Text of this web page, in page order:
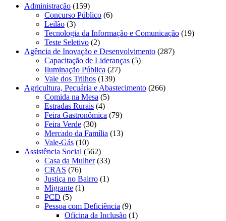
Administração (159)
Concurso Público (6)
Leilão (3)
Tecnologia da Informação e Comunicação (19)
Teste Seletivo (2)
Agência de Inovação e Desenvolvimento (287)
Capacitação de Lideranças (5)
Iluminação Pública (27)
Vale dos Trilhos (139)
Agricultura, Pecuária e Abastecimento (266)
Comida na Mesa (5)
Estradas Rurais (4)
Feira Gastronômica (79)
Feira Verde (30)
Mercado da Família (13)
Vale-Gás (10)
Assistência Social (562)
Casa da Mulher(33)
CRAS (76)
Justiça no Bairro (1)
Migrante (1)
PCD (5)
Pessoa com Deficiência (9)
Oficina da Inclusão (1)